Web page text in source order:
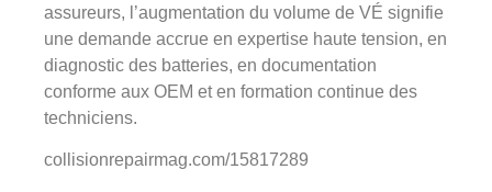
assureurs, l’augmentation du volume de VÉ signifie
une demande accrue en expertise haute tension, en
diagnostic des batteries, en documentation
conforme aux OEM et en formation continue des
techniciens.
collisionrepairmag.com/15817289